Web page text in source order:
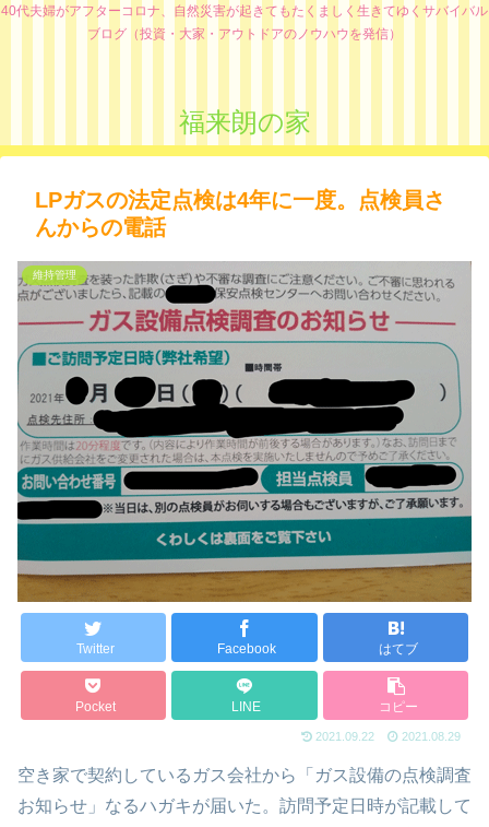
40代夫婦がアフターコロナ、自然災害が起きてもたくましく生きてゆくサバイバル
ブログ（投資・大家・アウトドアのノウハウを発信）
福来朗の家
LPガスの法定点検は4年に一度。点検員さ
んからの電話
維持管理
Twitter Facebook はてブ
Pocket LINE コピー
2021.09.22 2021.08.29
空き家で契約しているガス会社から「ガス設備の点検調査
お知らせ」なるハガキが届いた。訪問予定日時が記載して